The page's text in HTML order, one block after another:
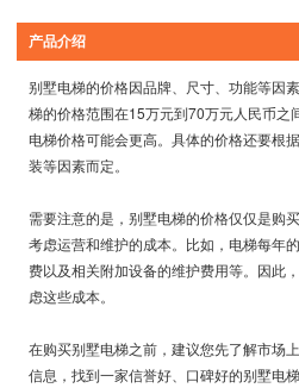
产品介绍
别墅电梯的价格因品牌、尺寸、功能等因
梯的价格范围在15万元到70万元人民币之
电梯价格可能会更高。具体的价格还要根
装等因素而定。
需要注意的是，别墅电梯的价格仅仅是购
考虑运营和维护的成本。比如，电梯每年
费以及相关附加设备的维护费用等。因此
虑这些成本。
在购买别墅电梯之前，建议您先了解市场
信息，找到一家信誉好、口碑好的别墅电